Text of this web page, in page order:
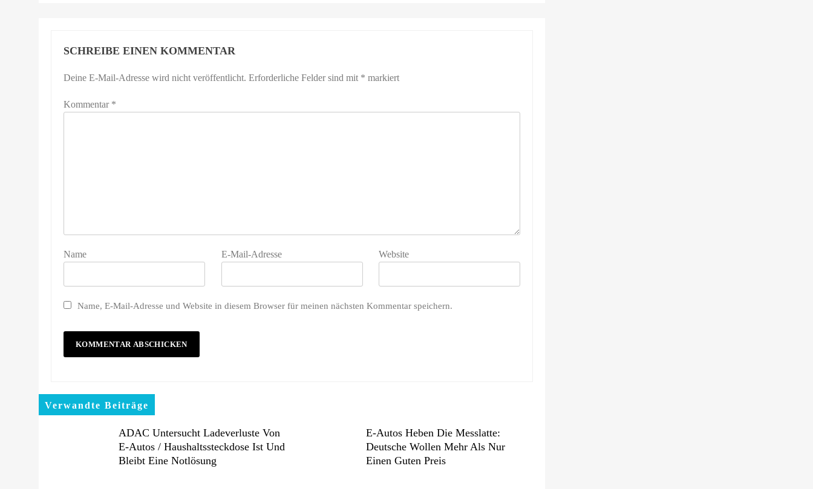
SCHREIBE EINEN KOMMENTAR
Deine E-Mail-Adresse wird nicht veröffentlicht. Erforderliche Felder sind mit * markiert
Kommentar *
Name E-Mail-Adresse Website
Name, E-Mail-Adresse und Website in diesem Browser für meinen nächsten Kommentar speichern.
Verwandte Beiträge
ADAC Untersucht Ladeverluste Von
E-Autos / Haushaltssteckdose Ist Und
Bleibt Eine Notlösung
E-Autos Heben Die Messlatte:
Deutsche Wollen Mehr Als Nur
Einen Guten Preis